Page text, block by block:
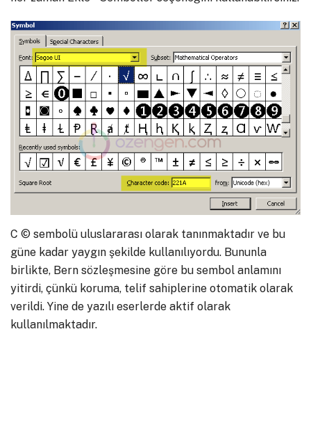
C © sembolü uluslararası olarak tanınmaktadır ve bu
güne kadar yaygın şekilde kullanılıyordu. Bununla
birlikte, Bern sözleşmesine göre bu sembol anlamını
yitirdi, çünkü koruma, telif sahiplerine otomatik olarak
verildi. Yine de yazılı eserlerde aktif olarak
kullanılmaktadır.